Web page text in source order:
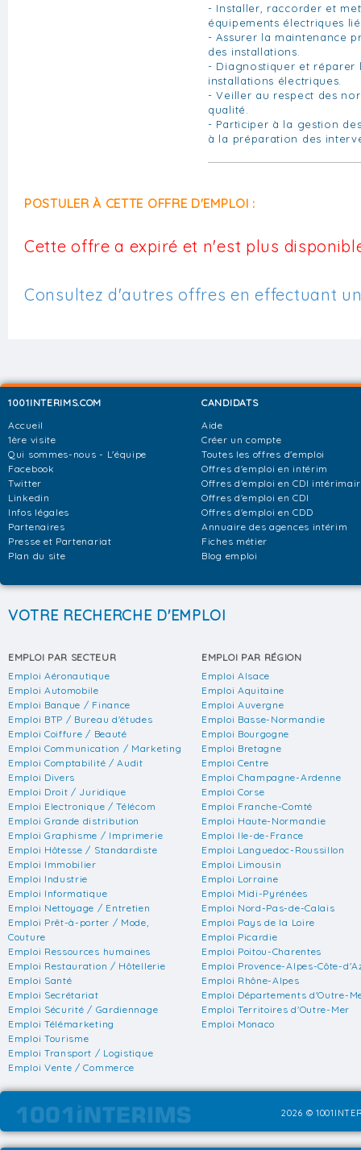
- Installer, raccorder et
équipements électriques
- Assurer la maintenance
des installations.
- Diagnostiquer et réparer
installations électriques.
- Veiller au respect des
qualité.
- Participer à la gestion
à la préparation des
POSTULER À CETTE OFFRE D'EMPLOI :
Cette offre a expiré et n'est plus
Consultez d'autres offres en effectuant
1001INTERIMS.COM
Accueil
1ère visite
Qui sommes-nous - L'équipe
Facebook
Twitter
Linkedin
Infos légales
Partenaires
Presse et Partenariat
Plan du site
CANDIDATS
Aide
Créer un compte
Toutes les offres d'emploi
Offres d'emploi en intérim
Offres d'emploi en CDI
Offres d'emploi en CDI
Offres d'emploi en CDD
Annuaire des agences intérim
Fiches métier
Blog emploi
VOTRE RECHERCHE D'EMPLOI
EMPLOI PAR SECTEUR
Emploi Aéronautique
Emploi Automobile
Emploi Banque / Finance
Emploi BTP / Bureau d'études
Emploi Coiffure / Beauté
Emploi Communication / Marketing
Emploi Comptabilité / Audit
Emploi Divers
Emploi Droit / Juridique
Emploi Electronique / Télécom
Emploi Grande distribution
Emploi Graphisme / Imprimerie
Emploi Hôtesse / Standardiste
Emploi Immobilier
Emploi Industrie
Emploi Informatique
Emploi Nettoyage / Entretien
Emploi Prêt-à-porter / Mode,
Couture
Emploi Ressources humaines
Emploi Restauration / Hôtellerie
Emploi Santé
Emploi Secrétariat
Emploi Sécurité / Gardiennage
Emploi Télémarketing
Emploi Tourisme
Emploi Transport / Logistique
Emploi Vente / Commerce
EMPLOI PAR RÉGION
Emploi Alsace
Emploi Aquitaine
Emploi Auvergne
Emploi Basse-Normandie
Emploi Bourgogne
Emploi Bretagne
Emploi Centre
Emploi Champagne-Ardenne
Emploi Corse
Emploi Franche-Comté
Emploi Haute-Normandie
Emploi Ile-de-France
Emploi Languedoc-Roussillon
Emploi Limousin
Emploi Lorraine
Emploi Midi-Pyrénées
Emploi Nord-Pas-de-Calais
Emploi Pays de la Loire
Emploi Picardie
Emploi Poitou-Charentes
Emploi Provence-Alpes-Côte-
Emploi Rhône-Alpes
Emploi Départements d'Outre-
Emploi Territoires d'Outre-Mer
Emploi Monaco
2026 ©